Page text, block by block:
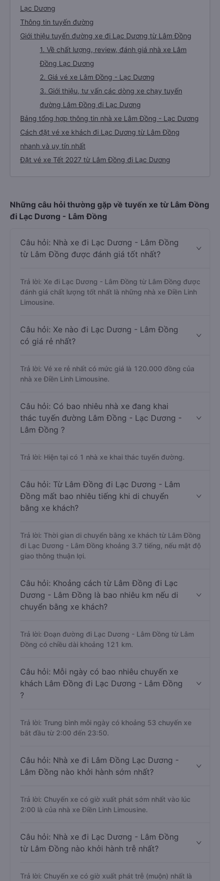
Lạc Dương
Thông tin tuyến đường
Giới thiệu tuyến đường xe đi Lạc Dương từ Lâm Đồng
1. Về chất lượng, review, đánh giá nhà xe Lâm
Đồng Lạc Dương
2. Giá vé xe Lâm Đồng - Lạc Dương
3. Giới thiệu, tư vấn các dòng xe chạy tuyến
đường Lâm Đồng đi Lạc Dương
Bảng tổng hợp thông tin nhà xe Lâm Đồng - Lạc Dương
Cách đặt vé xe khách đi Lạc Dương từ Lâm Đồng
nhanh và uy tín nhất
Đặt vé xe Tết 2027 từ Lâm Đồng đi Lạc Dương
Những câu hỏi thường gặp về tuyến xe từ Lâm Đồng
đi Lạc Dương - Lâm Đồng
Câu hỏi: Nhà xe đi Lạc Dương - Lâm Đồng
từ Lâm Đồng được đánh giá tốt nhất?
Trả lời: Xe đi Lạc Dương - Lâm Đồng từ Lâm Đồng được
đánh giá chất lượng tốt nhất là những nhà xe Điền Linh
Limousine.
Câu hỏi: Xe nào đi Lạc Dương - Lâm Đồng
có giá rẻ nhất?
Trả lời: Vé xe rẻ nhất có mức giá là 120.000 đồng của
nhà xe Điền Linh Limousine.
Câu hỏi: Có bao nhiêu nhà xe đang khai
thác tuyến đường Lâm Đồng - Lạc Dương -
Lâm Đồng ?
Trả lời: Hiện tại có 1 nhà xe khai thác tuyến đường.
Câu hỏi: Từ Lâm Đồng đi Lạc Dương - Lâm
Đồng mất bao nhiêu tiếng khi di chuyển
bằng xe khách?
Trả lời: Thời gian di chuyển bằng xe khách từ Lâm Đồng
đi Lạc Dương - Lâm Đồng khoảng 3.7 tiếng, nếu mật độ
giao thông thuận lợi.
Câu hỏi: Khoảng cách từ Lâm Đồng đi Lạc
Dương - Lâm Đồng là bao nhiêu km nếu di
chuyển bằng xe khách?
Trả lời: Đoạn đường đi Lạc Dương - Lâm Đồng từ Lâm
Đồng có chiều dài khoảng 121 km.
Câu hỏi: Mỗi ngày có bao nhiêu chuyến xe
khách Lâm Đồng đi Lạc Dương - Lâm Đồng
?
Trả lời: Trung bình mỗi ngày có khoảng 53 chuyến xe
bắt đầu từ 2:00 đến 23:50.
Câu hỏi: Nhà xe đi Lâm Đồng Lạc Dương -
Lâm Đồng nào khởi hành sớm nhất?
Trả lời: Chuyến xe có giờ xuất phát sớm nhất vào lúc
2:00 là của nhà xe Điền Linh Limousine.
Câu hỏi: Nhà xe đi Lạc Dương - Lâm Đồng
từ Lâm Đồng nào khởi hành trễ nhất?
Trả lời: Chuyến xe có giờ xuất phát trễ (muộn) nhất là